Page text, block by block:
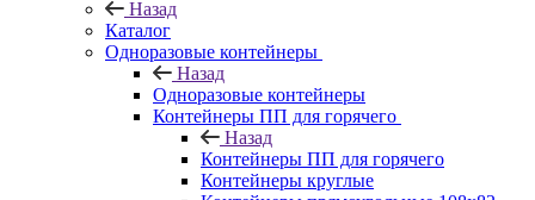
Назад
Каталог
Одноразовые контейнеры
Назад
Одноразовые контейнеры
Контейнеры ПП для горячего
Назад
Контейнеры ПП для горячего
Контейнеры круглые